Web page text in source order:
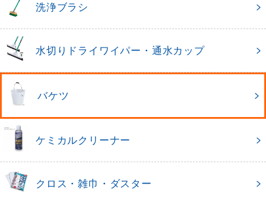
洗浄ブラシ
水切りドライワイパー・通水カップ
バケツ
ケミカルクリーナー
クロス・雑巾・ダスター